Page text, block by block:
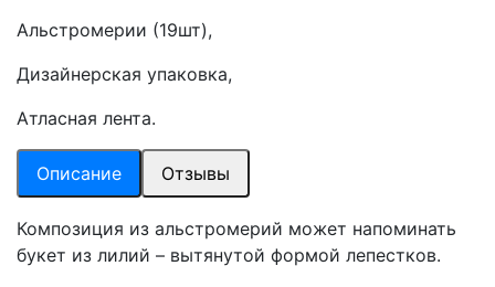
Альстромерии (19шт),
Дизайнерская упаковка,
Атласная лента.
Описание Отзывы
Композиция из альстромерий может напоминать
букет из лилий – вытянутой формой лепестков.